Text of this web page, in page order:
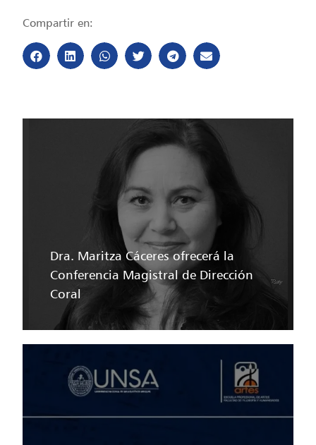
Compartir en:
Dra. Maritza Cáceres ofrecerá la
Conferencia Magistral de Dirección
Coral